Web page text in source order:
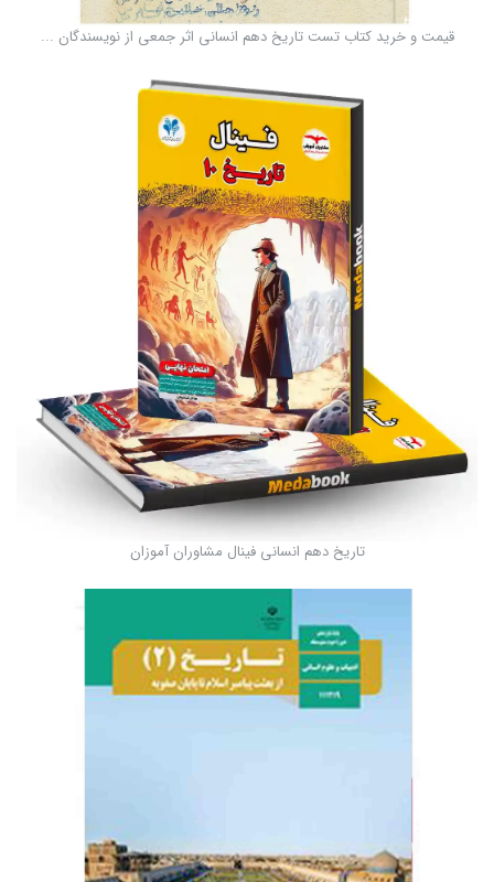
قیمت و خرید کتاب تست تاریخ دهم انسانی اثر جمعی از نویسندگان ...
تاریخ دهم انسانی فینال مشاوران آموزان